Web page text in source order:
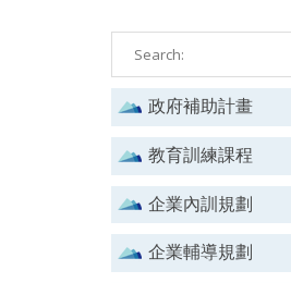
政府補助計畫
教育訓練課程
企業內訓規劃
企業輔導規劃